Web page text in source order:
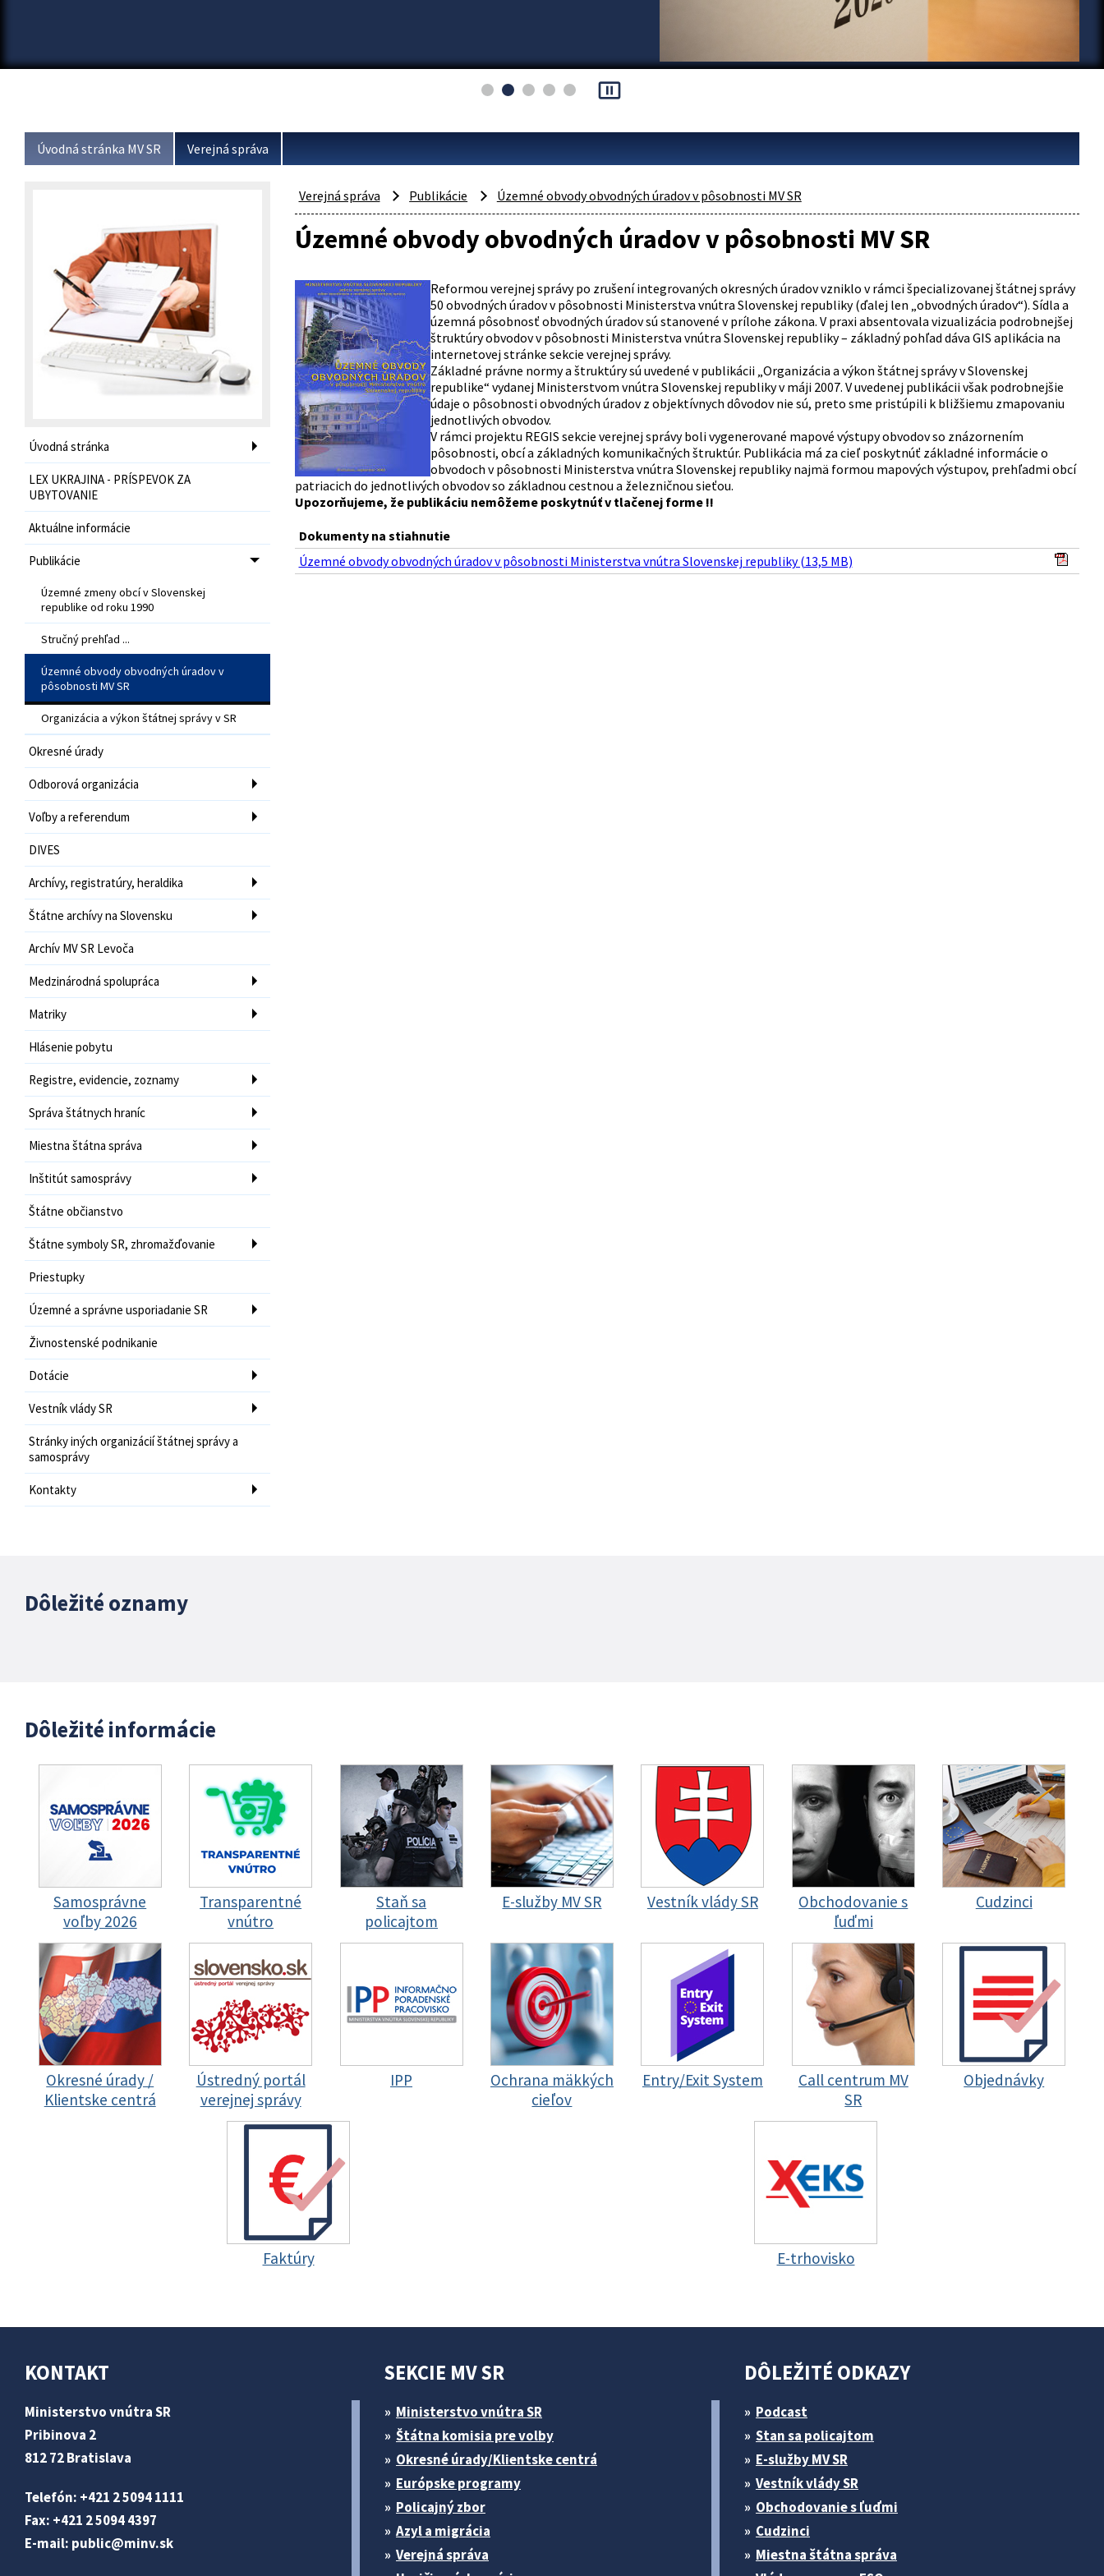
pause_presentation
Úvodná stránka MV SR Verejná správa
Úvodná stránka
LEX UKRAJINA - PRÍSPEVOK ZA
UBYTOVANIE
Aktuálne informácie
Publikácie
Územné zmeny obcí v Slovenskej
republike od roku 1990
Stručný prehľad ...
Územné obvody obvodných úradov v
pôsobnosti MV SR
Organizácia a výkon štátnej správy v SR
Okresné úrady
Odborová organizácia
Voľby a referendum
DIVES
Archívy, registratúry, heraldika
Štátne archívy na Slovensku
Archív MV SR Levoča
Medzinárodná spolupráca
Matriky
Hlásenie pobytu
Registre, evidencie, zoznamy
Správa štátnych hraníc
Miestna štátna správa
Inštitút samosprávy
Štátne občianstvo
Štátne symboly SR, zhromažďovanie
Priestupky
Územné a správne usporiadanie SR
Živnostenské podnikanie
Dotácie
Vestník vlády SR
Stránky iných organizácií štátnej správy a
samosprávy
Kontakty
Verejná správa Publikácie Územné obvody obvodných úradov v pôsobnosti MV SR
Územné obvody obvodných úradov v pôsobnosti MV SR
Reformou verejnej správy po zrušení integrovaných okresných úradov vzniklo v rámci špecializovanej štátnej správy
50 obvodných úradov v pôsobnosti Ministerstva vnútra Slovenskej republiky (ďalej len „obvodných úradov“). Sídla a
územná pôsobnosť obvodných úradov sú stanovené v prílohe zákona. V praxi absentovala vizualizácia podrobnejšej
štruktúry obvodov v pôsobnosti Ministerstva vnútra Slovenskej republiky – základný pohľad dáva GIS aplikácia na
internetovej stránke sekcie verejnej správy.
Základné právne normy a štruktúry sú uvedené v publikácii „Organizácia a výkon štátnej správy v Slovenskej
republike“ vydanej Ministerstvom vnútra Slovenskej republiky v máji 2007. V uvedenej publikácii však podrobnejšie
údaje o pôsobnosti obvodných úradov z objektívnych dôvodov nie sú, preto sme pristúpili k bližšiemu zmapovaniu
jednotlivých obvodov.
V rámci projektu REGIS sekcie verejnej správy boli vygenerované mapové výstupy obvodov so znázornením
pôsobnosti, obcí a základných komunikačných štruktúr. Publikácia má za cieľ poskytnúť základné informácie o
obvodoch v pôsobnosti Ministerstva vnútra Slovenskej republiky najmä formou mapových výstupov, prehľadmi obcí
patriacich do jednotlivých obvodov so základnou cestnou a železničnou sieťou.
Upozorňujeme, že publikáciu nemôžeme poskytnúť v tlačenej forme !!
Dokumenty na stiahnutie
Územné obvody obvodných úradov v pôsobnosti Ministerstva vnútra Slovenskej republiky (13,5 MB)
Dôležité oznamy
Dôležité informácie
Samosprávne
voľby 2026
Transparentné
vnútro
Staň sa
policajtom
E-služby MV SR Vestník vlády SR
Obchodovanie s
ľuďmi
Cudzinci
Okresné úrady /
Klientske centrá
Ústredný portál
verejnej správy
IPP
Ochrana mäkkých
cieľov
Entry/Exit System
Call centrum MV
SR
Objednávky
Faktúry E-trhovisko
KONTAKT
Ministerstvo vnútra SR
Pribinova 2
812 72 Bratislava
Telefón: +421 2 5094 1111
Fax: +421 2 5094 4397
E-mail: public@minv.sk
SEKCIE MV SR
Ministerstvo vnútra SR
Štátna komisia pre volby
Okresné úrady/Klientske centrá
Európske programy
Policajný zbor
Azyl a migrácia
Verejná správa
DÔLEŽITÉ ODKAZY
Podcast
Stan sa policajtom
E-služby MV SR
Vestník vlády SR
Obchodovanie s ľuďmi
Cudzinci
Miestna štátna správa